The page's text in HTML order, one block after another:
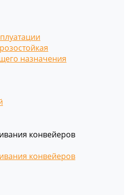
назначения
конвейеров
конвейеров